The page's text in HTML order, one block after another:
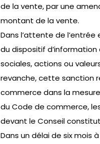
de la vente, par une
montant de la vente.
Dans l’attente de
du dispositif
sociales, actions ou
revanche, cette sanction
commerce dans la mesure
du Code de commerce,
devant le Conseil
Dans un délai de six mois